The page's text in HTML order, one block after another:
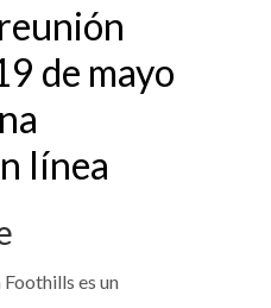
de mayo
línea
es un